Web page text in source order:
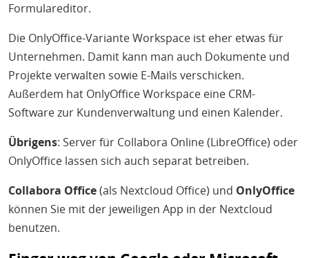
Formulareditor.
Die OnlyOffice-Variante Workspace ist eher etwas für
Unternehmen. Damit kann man auch Dokumente und
Projekte verwalten sowie E-Mails verschicken.
Außerdem hat OnlyOffice Workspace eine CRM-
Software zur Kundenverwaltung und einen Kalender.
Übrigens: Server für Collabora Online (LibreOffice) oder
OnlyOffice lassen sich auch separat betreiben.
Collabora Office(als Nextcloud Office) und OnlyOffice
können Sie mit der jeweiligen App in der Nextcloud
benutzen.